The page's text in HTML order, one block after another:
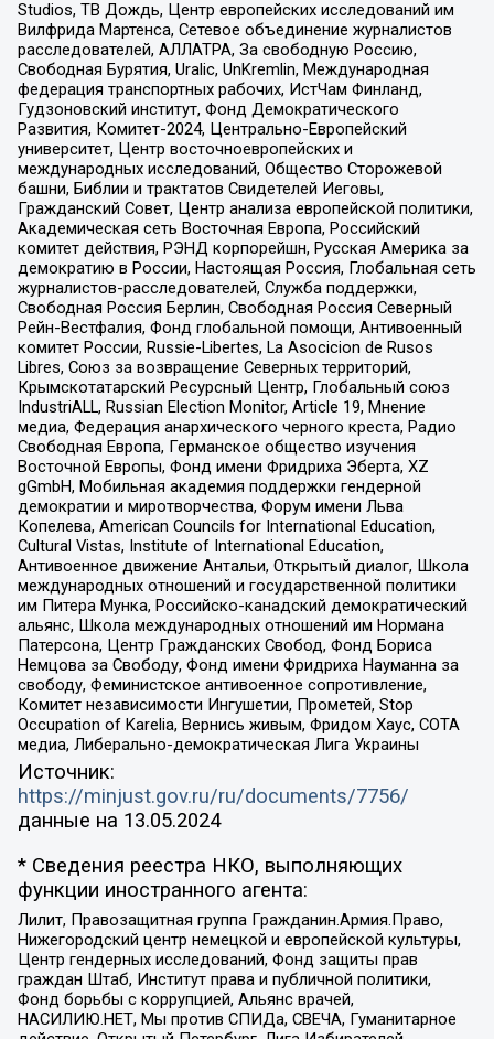
Studios, ТВ Дождь, Центр европейских исследований им
Вилфрида Мартенса, Сетевое объединение журналистов
расследователей, АЛЛАТРА, За свободную Россию,
Свободная Бурятия, Uralic, UnKremlin, Международная
федерация транспортных рабочих, ИстЧам Финланд,
Гудзоновский институт, Фонд Демократического
Развития, Комитет-2024, Центрально-Европейский
университет, Центр восточноевропейских и
международных исследований, Общество Сторожевой
башни, Библии и трактатов Свидетелей Иеговы,
Гражданский Совет, Центр анализа европейской политики,
Академическая сеть Восточная Европа, Российский
комитет действия, РЭНД корпорейшн, Русская Америка за
демократию в России, Настоящая Россия, Глобальная сеть
журналистов-расследователей, Служба поддержки,
Свободная Россия Берлин, Свободная Россия Северный
Рейн-Вестфалия, Фонд глобальной помощи, Антивоенный
комитет России, Russie-Libertes, La Asocicion de Rusos
Libres, Союз за возвращение Северных территорий,
Крымскотатарский Ресурсный Центр, Глобальный союз
IndustriALL, Russian Election Monitor, Article 19, Мнение
медиа, Федерация анархического черного креста, Радио
Свободная Европа, Германское общество изучения
Восточной Европы, Фонд имени Фридриха Эберта, XZ
gGmbH, Мобильная академия поддержки гендерной
демократии и миротворчества, Форум имени Льва
Копелева, American Councils for International Education,
Cultural Vistas, Institute of International Education,
Антивоенное движение Антальи, Открытый диалог, Школа
международных отношений и государственной политики
им Питера Мунка, Российско-канадский демократический
альянс, Школа международных отношений им Нормана
Патерсона, Центр Гражданских Свобод, Фонд Бориса
Немцова за Свободу, Фонд имени Фридриха Науманна за
свободу, Феминистское антивоенное сопротивление,
Комитет независимости Ингушетии, Прометей, Stop
Occupation of Karelia, Вернись живым, Фридом Хаус, СОТА
медиа, Либерально-демократическая Лига Украины
Источник:
https://minjust.gov.ru/ru/documents/7756/
данные на 13.05.2024
* Сведения реестра НКО, выполняющих
функции иностранного агента:
Лилит, Правозащитная группа Гражданин.Армия.Право,
Нижегородский центр немецкой и европейской культуры,
Центр гендерных исследований, Фонд защиты прав
граждан Штаб, Институт права и публичной политики,
Фонд борьбы с коррупцией, Альянс врачей,
НАСИЛИЮ.НЕТ, Мы против СПИДа, СВЕЧА, Гуманитарное